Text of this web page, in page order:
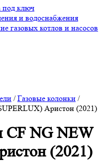
под ключ
и водоснабжения
газовых котлов и насосов
/Газовые колонки /
Аристон (2021)
CF NG NEW
(2021)